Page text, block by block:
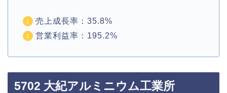
売上成長率：35.8%
営業利益率：195.2%
5702 大紀アルミニウム工業所